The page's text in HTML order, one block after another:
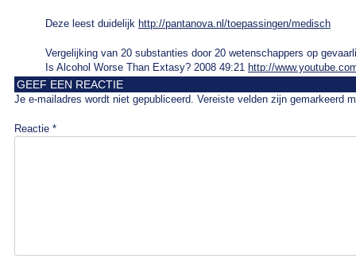
Deze leest duidelijk http://pantanova.nl/toepassingen/medisch
Vergelijking van 20 substanties door 20 wetenschappers op
Is Alcohol Worse Than Extasy? 2008 49:21 http://
GEEF EEN REACTIE
Je e-mailadres wordt niet gepubliceerd. Vereiste velden zijn gemarkeerd
Reactie *